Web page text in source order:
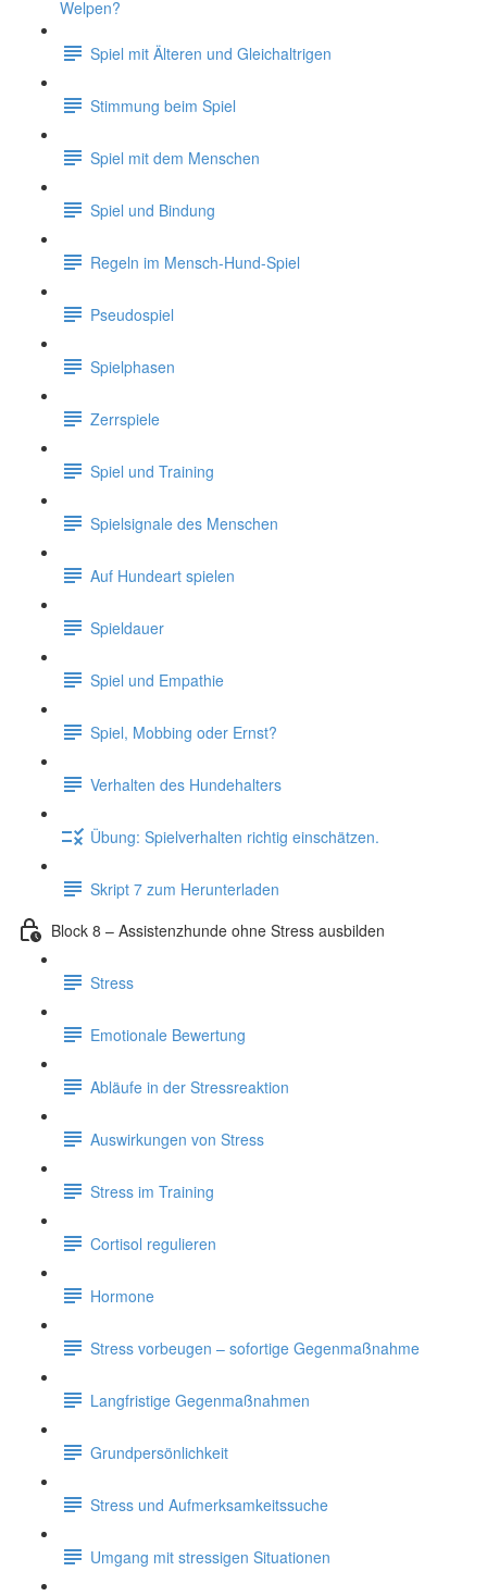
Welpen?
Spiel mit Älteren und Gleichaltrigen
Stimmung beim Spiel
Spiel mit dem Menschen
Spiel und Bindung
Regeln im Mensch-Hund-Spiel
Pseudospiel
Spielphasen
Zerrspiele
Spiel und Training
Spielsignale des Menschen
Auf Hundeart spielen
Spieldauer
Spiel und Empathie
Spiel, Mobbing oder Ernst?
Verhalten des Hundehalters
Übung: Spielverhalten richtig einschätzen.
Skript 7 zum Herunterladen
Block 8 – Assistenzhunde ohne Stress ausbilden
Stress
Emotionale Bewertung
Abläufe in der Stressreaktion
Auswirkungen von Stress
Stress im Training
Cortisol regulieren
Hormone
Stress vorbeugen – sofortige Gegenmaßnahme
Langfristige Gegenmaßnahmen
Grundpersönlichkeit
Stress und Aufmerksamkeitssuche
Umgang mit stressigen Situationen